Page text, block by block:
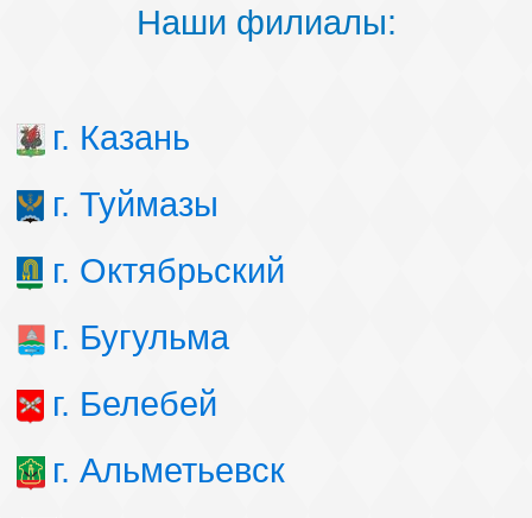
Наши филиалы:
г. Казань
г. Туймазы
г. Октябрьский
г. Бугульма
г. Белебей
г. Альметьевск